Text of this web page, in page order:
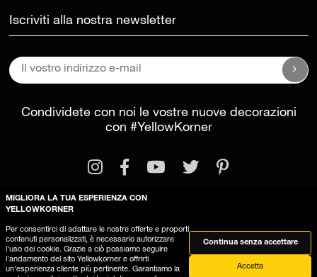
Iscriviti alla nostra newsletter
Condividete con noi le vostre nuove decorazioni
con #YellowKorner
Informazioni legaliCondizioni generali di vendita
Questo sito utilizza dei cookies
MIGLIORA LA TUA ESPERIENZA CON
YELLOWKORNER
Per consentirci di adattare le nostre offerte e proporti
contenuti personalizzati, è necessario autorizzare
l'uso dei cookie. Grazie a ciò possiamo seguire
l'andamento del sito Yellowkorner e offrirti
un'esperienza cliente più pertinente. Garantiamo la
Continua senza accettare
Accetta